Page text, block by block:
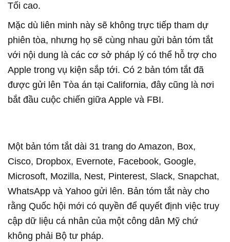
Tối cao.
Mặc dù liên minh này sẽ không trực tiếp tham dự
phiên tòa, nhưng họ sẽ cùng nhau gửi bản tóm tắt
với nội dung là các cơ sở pháp lý có thể hỗ trợ cho
Apple trong vụ kiện sắp tới. Có 2 bản tóm tắt đã
được gửi lên Tòa án tại California, đây cũng là nơi
bắt đầu cuộc chiến giữa Apple và FBI.
Một bản tóm tắt dài 31 trang do Amazon, Box,
Cisco, Dropbox, Evernote, Facebook, Google,
Microsoft, Mozilla, Nest, Pinterest, Slack, Snapchat,
WhatsApp và Yahoo gửi lên. Bản tóm tắt này cho
rằng Quốc hội mới có quyền để quyết định việc truy
cập dữ liệu cá nhân của một công dân Mỹ chứ
không phải Bộ tư pháp.